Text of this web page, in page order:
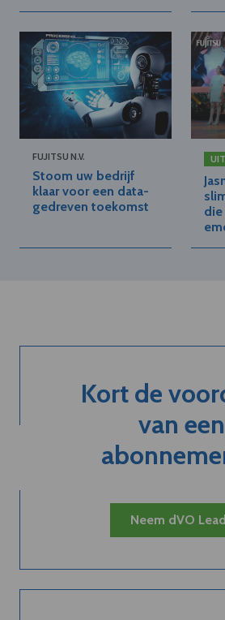
FUJITSU N.V.
Stoom uw bedrijf
klaar voor een data-
gedreven toekomst
Kort de
van een
Neem dVO